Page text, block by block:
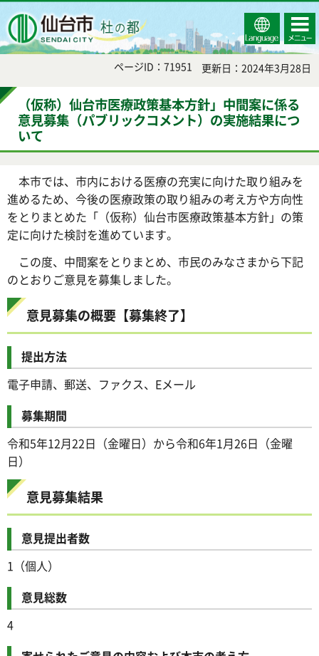
Select
Language
コンテ
ンツメ
ニュー
ページID：71951 更新日：2024年3月28日
（仮称）仙台市医療政策基本方針」中間案に係る
意見募集（パブリックコメント）の実施結果につ
いて
本市では、市内における医療の充実に向けた取り組みを
進めるため、今後の医療政策の取り組みの考え方や方向性
をとりまとめた「（仮称）仙台市医療政策基本方針」の策
定に向けた検討を進めています。
この度、中間案をとりまとめ、市民のみなさまから下記
のとおりご意見を募集しました。
意見募集の概要【募集終了】
提出方法
電子申請、郵送、ファクス、Eメール
募集期間
令和5年12月22日（金曜日）から令和6年1月26日（金曜
日）
意見募集結果
意見提出者数
1（個人）
意見総数
4